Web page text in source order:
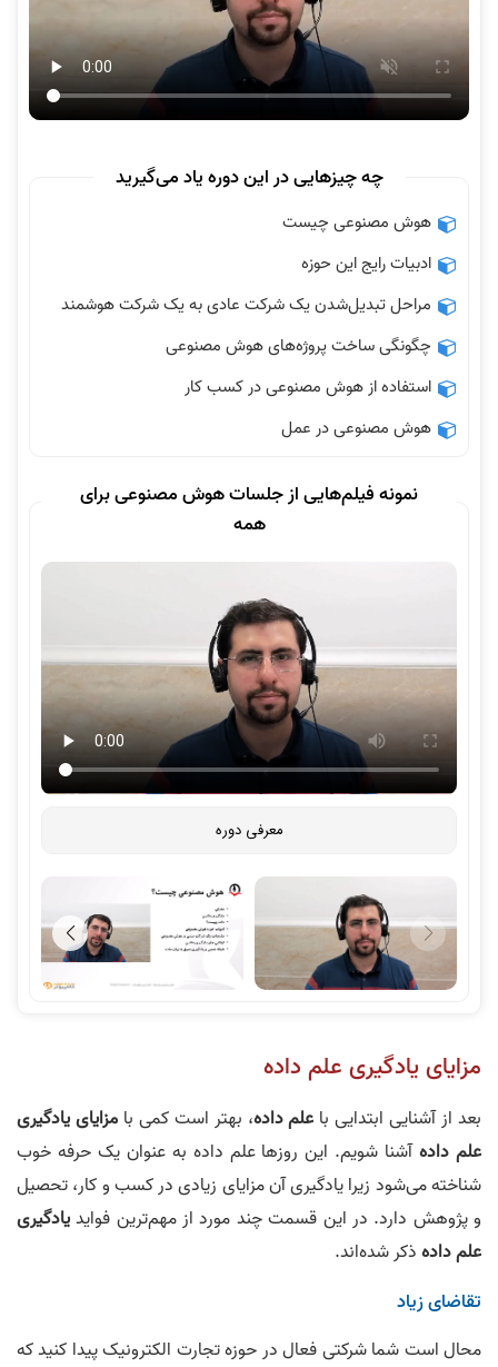
چه چیزهایی در این دوره یاد می‌گیرید
هوش مصنوعی چیست
ادبیات رایج این حوزه
مراحل تبدیل‌شدن یک شرکت عادی به یک شرکت هوشمند
چگونگی ساخت پروژه‌های هوش مصنوعی
استفاده از هوش مصنوعی در کسب کار
هوش مصنوعی در عمل
نمونه فیلم‌هایی از جلسات هوش مصنوعی برای
همه
معرفی دوره
مزایای یادگیری علم داده
بعد از آشنایی ابتدایی با علم داده، بهتر است کمی بامزایای یادگیری
علم دادهآشنا شویم. این روزها علم داده به عنوان یک حرفه خوب
شناخته می‌شود زیرا یادگیری آن مزایای زیادی در کسب و کار، تحصیل
و پژوهش دارد. در این قسمت چند مورد از مهم‌ترین فوایدیادگیری
علم دادهذکر شده‌اند.
تقاضای زیاد
محال است شما شرکتی فعال در حوزه تجارت الکترونیک پیدا کنید که